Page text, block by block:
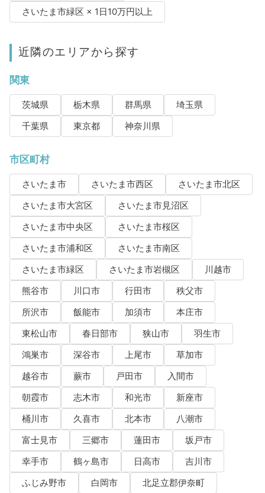
さいたま市緑区 × 1日10万円以上
近隣のエリアから探す
関東
茨城県 栃木県 群馬県
埼玉県
千葉県
東京都 神奈川県
市区町村
さいたま市 さいたま市西区
さいたま市北区
さいたま市大宮区
さいたま市見沼区
さいたま市中央区
さいたま市桜区
さいたま市浦和区
さいたま市南区
さいたま市緑区
さいたま市岩槻区
川越市
熊谷市
川口市 行田市
秩父市
所沢市
飯能市 加須市
本庄市
東松山市
春日部市 狭山市
羽生市
鴻巣市
深谷市 上尾市
草加市
越谷市
蕨市 戸田市
入間市
朝霞市
志木市 和光市
新座市
桶川市
久喜市 北本市
八潮市
富士見市
三郷市 蓮田市
坂戸市
幸手市
鶴ヶ島市 日高市
吉川市
ふじみ野市
白岡市
北足立郡伊奈町